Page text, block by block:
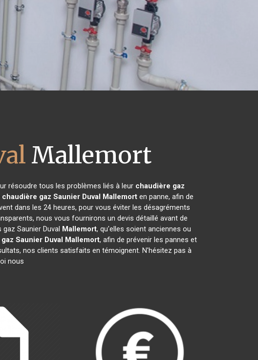
Mallemort
résoudre tous les problèmes liés à leur chaudière gaz
chaudière gaz Saunier Duval Mallemorten panne, afin de
dans les 24 heures, pour vous éviter les désagréments
nous vous fournirons un devis détaillé avant de
Saunier Duval Mallemort, qu'elles soient anciennes ou
Saunier Duval Mallemort, afin de prévenir les pannes et
nos clients satisfaits en témoignent. N'hésitez pas à
nous